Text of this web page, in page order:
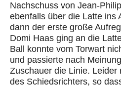
Nachschuss von Jean-
ebenfalls über die Latte ins
dann der erste große
Domi Haas ging an die
Ball konnte vom Torwart
und passierte nach
Zuschauer die Linie. Leider
des Schiedsrichters, so